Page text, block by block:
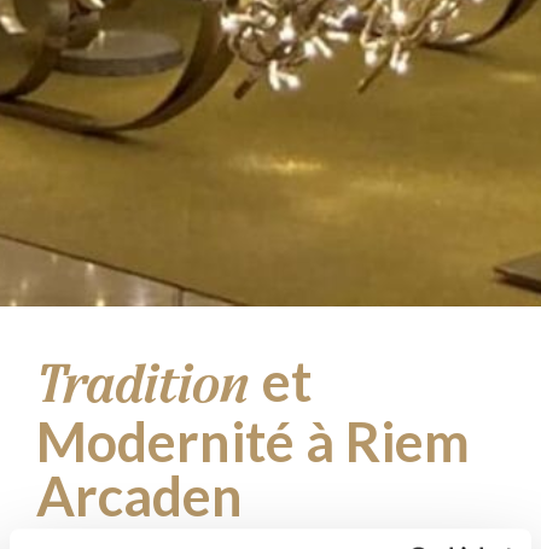
Tradition et
Modernité à Riem
Arcaden